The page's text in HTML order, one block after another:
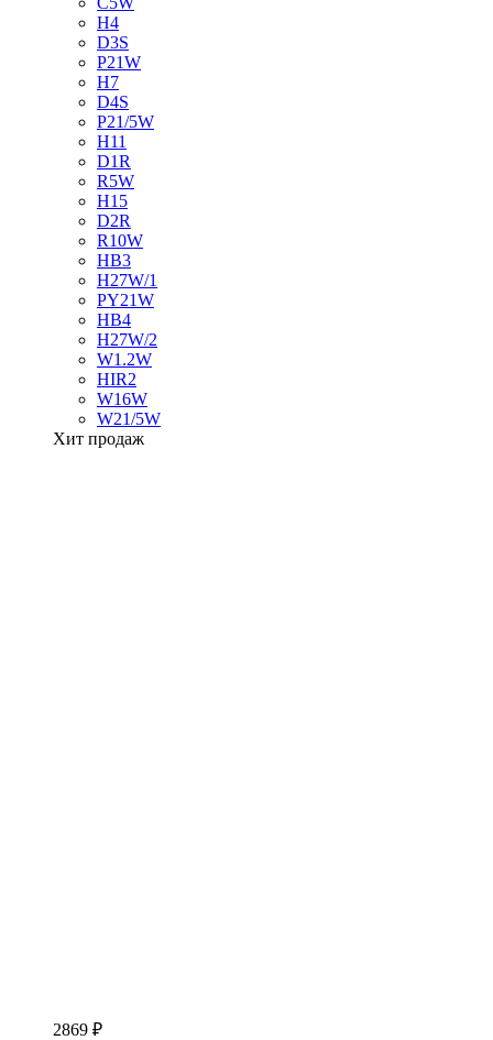
H4
D3S
P21W
H7
D4S
P21/5W
H11
D1R
R5W
H15
D2R
R10W
HB3
H27W/1
PY21W
HB4
H27W/2
W1.2W
HIR2
W16W
W21/5W
Хит продаж
2869 ₽